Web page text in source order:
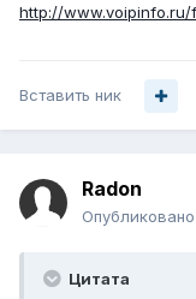
http://
Вставить ник
Radon
Опубликовано
Цитата